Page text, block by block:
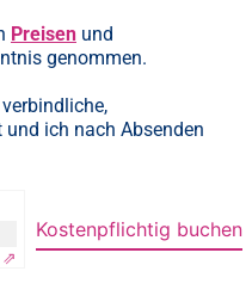
Preisen und
genommen.
ich nach Absenden
⇗
Kostenpflichtig buchen